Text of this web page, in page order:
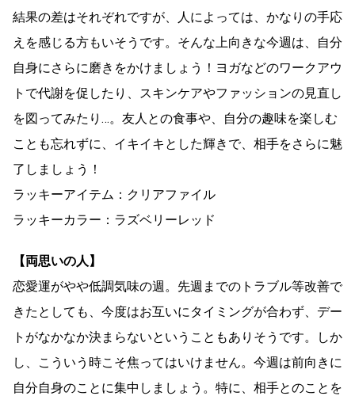
結果の差はそれぞれですが、人によっては、かなりの手応
えを感じる方もいそうです。そんな上向きな今週は、自分
自身にさらに磨きをかけましょう！ヨガなどのワークアウ
トで代謝を促したり、スキンケアやファッションの見直し
を図ってみたり…。友人との食事や、自分の趣味を楽しむ
ことも忘れずに、イキイキとした輝きで、相手をさらに魅
了しましょう！
ラッキーアイテム：クリアファイル
ラッキーカラー：ラズベリーレッド
【両思いの人】
恋愛運がやや低調気味の週。先週までのトラブル等改善で
きたとしても、今度はお互いにタイミングが合わず、デー
トがなかなか決まらないということもありそうです。しか
し、こういう時こそ焦ってはいけません。今週は前向きに
自分自身のことに集中しましょう。特に、相手とのことを